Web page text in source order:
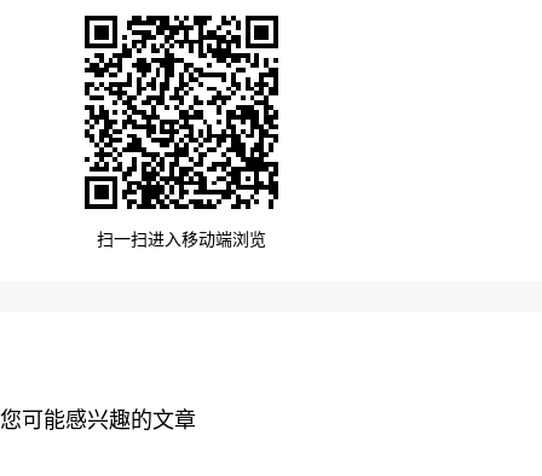
扫一扫进入移动端浏览
您可能感兴趣的文章